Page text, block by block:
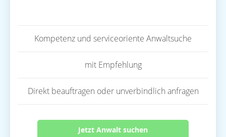
Kompetenz und serviceoriente Anwaltsuche
mit Empfehlung
Direkt beauftragen oder unverbindlich anfragen
Jetzt Anwalt suchen